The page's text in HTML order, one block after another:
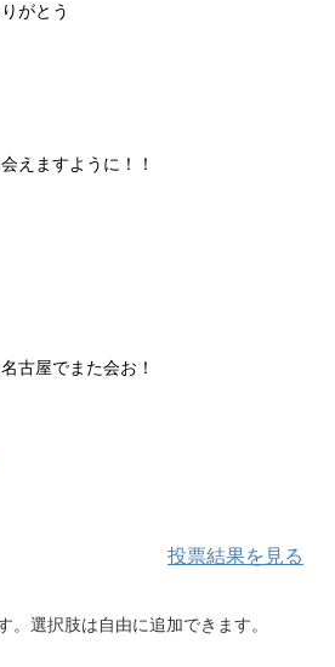
がとう
えますように！！
古屋でまた会お！
投票結果を見る
。選択肢は自由に追加できます。